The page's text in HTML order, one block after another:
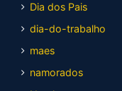
Dia dos Pais
dia-do-trabalho
maes
namorados